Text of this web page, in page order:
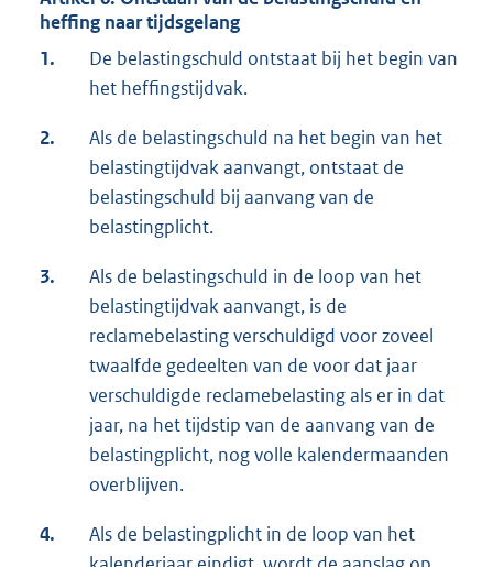
heffing naar tijdsgelang
1.
De belastingschuld ontstaat bij het begin van
het heffingstijdvak.
2.
Als de belastingschuld na het begin van het
belastingtijdvak aanvangt, ontstaat de
belastingschuld bij aanvang van de
belastingplicht.
3.
Als de belastingschuld in de loop van het
belastingtijdvak aanvangt, is de
reclamebelasting verschuldigd voor zoveel
twaalfde gedeelten van de voor dat jaar
verschuldigde reclamebelasting als er in dat
jaar, na het tijdstip van de aanvang van de
belastingplicht, nog volle kalendermaanden
overblijven.
4.
Als de belastingplicht in de loop van het